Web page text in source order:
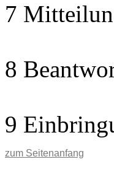
7
8
9
zum Seitenanfang